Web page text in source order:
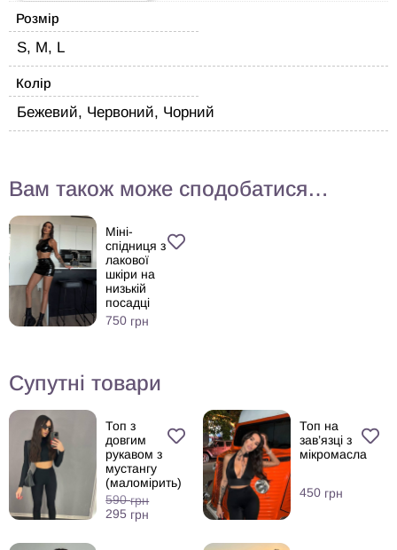
Розмір
S, M, L
Колір
Бежевий, Червоний, Чорний
Вам також може сподобатися…
Міні-
спідниця з
лакової
шкіри на
низькій
посадці
750 грн
Супутні товари
Топ з
довгим
рукавом з
мустангу
(маломірить)
590грн
295 грн
Топ на
зав’язці з
мікромасла
450 грн